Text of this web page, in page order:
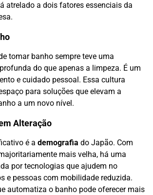
atrelado a dois fatores essenciais da
tomar banho sempre teve uma
do que apenas a limpeza. É um
e cuidado pessoal. Essa cultura
para soluções que elevam a
a um novo nível.
Alteração
é a demografia do Japão. Com
mais velha, há uma
por tecnologias que ajudem no
e pessoas com mobilidade reduzida.
automatiza o banho pode oferecer mais